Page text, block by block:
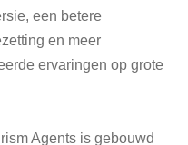
een betere
en meer
ervaringen op grote
Agents is gebouwd